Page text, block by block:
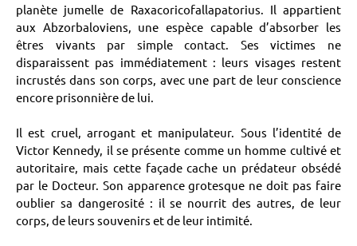
planète jumelle de Raxacoricofallapatorius. Il appartient
aux Abzorbaloviens, une espèce capable d’absorber les
êtres vivants par simple contact. Ses victimes ne
disparaissent pas immédiatement : leurs visages restent
incrustés dans son corps, avec une part de leur conscience
encore prisonnière de lui.
Il est cruel, arrogant et manipulateur. Sous l’identité de
Victor Kennedy, il se présente comme un homme cultivé et
autoritaire, mais cette façade cache un prédateur obsédé
par le Docteur. Son apparence grotesque ne doit pas faire
oublier sa dangerosité : il se nourrit des autres, de leur
corps, de leurs souvenirs et de leur intimité.